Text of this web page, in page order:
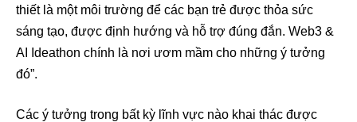
thiết là một môi trường để các bạn trẻ được thỏa sức
sáng tạo, được định hướng và hỗ trợ đúng đắn. Web3 &
AI Ideathon chính là nơi ươm mầm cho những ý tưởng
đó”.
Các ý tưởng trong bất kỳ lĩnh vực nào khai thác được